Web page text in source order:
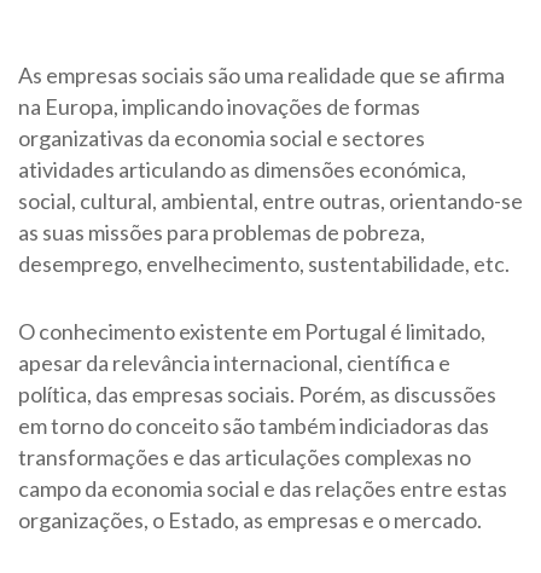
As empresas sociais são uma realidade que se afirma
na Europa, implicando inovações de formas
organizativas da economia social e sectores
atividades articulando as dimensões económica,
social, cultural, ambiental, entre outras, orientando-se
as suas missões para problemas de pobreza,
desemprego, envelhecimento, sustentabilidade, etc.
O conhecimento existente em Portugal é limitado,
apesar da relevância internacional, científica e
política, das empresas sociais. Porém, as discussões
em torno do conceito são também indiciadoras das
transformações e das articulações complexas no
campo da economia social e das relações entre estas
organizações, o Estado, as empresas e o mercado.